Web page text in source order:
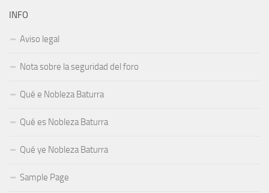
INFO
Aviso legal
Nota sobre la seguridad del foro
Qué e Nobleza Baturra
Qué es Nobleza Baturra
Qué ye Nobleza Baturra
Sample Page